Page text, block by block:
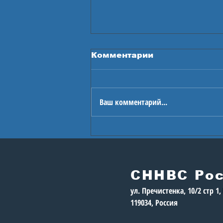
Игры будущего
Комментарии
Ваш комментарий...
СННВС
ул. Пречистенка, 10/2 стр
119034, Россия